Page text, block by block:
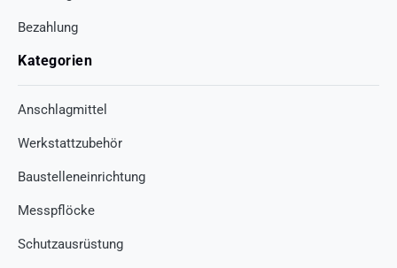
Bezahlung
Kategorien
Anschlagmittel
Werkstattzubehör
Baustelleneinrichtung
Messpflöcke
Schutzausrüstung